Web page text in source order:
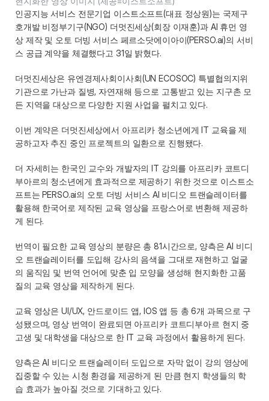
인공지능 서비스 전문기업 이스트소프트(대표 정상원)는 국제구
호개발 비정부기구(NGO) 더멋진세상(회장 이재훈)과 AI 휴먼 영
상 제작 및 오토 더빙 서비스 페르소닷에이아이(PERSO.ai)의 서비
스 공급 계약을 체결했다고 31일 밝혔다.
더멋진세상은 유엔경제사회이사회(UN ECOSOC) 특별협의지위
기관으로 가난과 질병, 자연재해 등으로 고통받고 있는 지구촌 모
든 지역을 대상으로 다양한 지원 사업을 펼치고 있다.
이번 계약은 더멋진세상에서 아프리카 청소년에게 IT 교육을 제
공하고자 추진 중인 프로젝트의 일환으로 진행됐다.
더 자세히는 한국인 교수와 개발자의 IT 강의를 아프리카 코트디
부아르의 청소년에게 효과적으로 제공하기 위한 것으로 이스트소
프트는 PERSO.ai의 오토 더빙 서비스 AI 비디오 트랜슬레이터를
활용해 한국어로 제작된 교육 영상을 프랑스어로 변환해 제공하
게 된다.
번역이 필요한 교육 영상의 분량은 총 81시간으로, 양측은 AI 비디
오 트랜슬레이터를 도입해 강사의 음색을 그대로 재현하고 얼굴
의 움직임 및 번역 언어에 맞춘 입 모양을 생성해 현지화한 고품
질의 교육 영상을 제작하게 된다.
교육 영상은 UI/UX, 안드로이드 앱, IOS 앱 등 총 6개 과목으로 구
성됐으며, 영상 번역이 완료되면 아프리카 코트디부아르 현지 중
고생 및 대학생을 대상으로 한 IT 교육 과정에서 활용하게 된다.
양측은 AI 비디오 트랜슬레이터 도입으로 자막 없이 강의 영상에
집중할 수 있는 시청 환경을 제공하게 된 만큼 현지 학생들의 학
습 효과가 높아질 것으로 기대하고 있다.